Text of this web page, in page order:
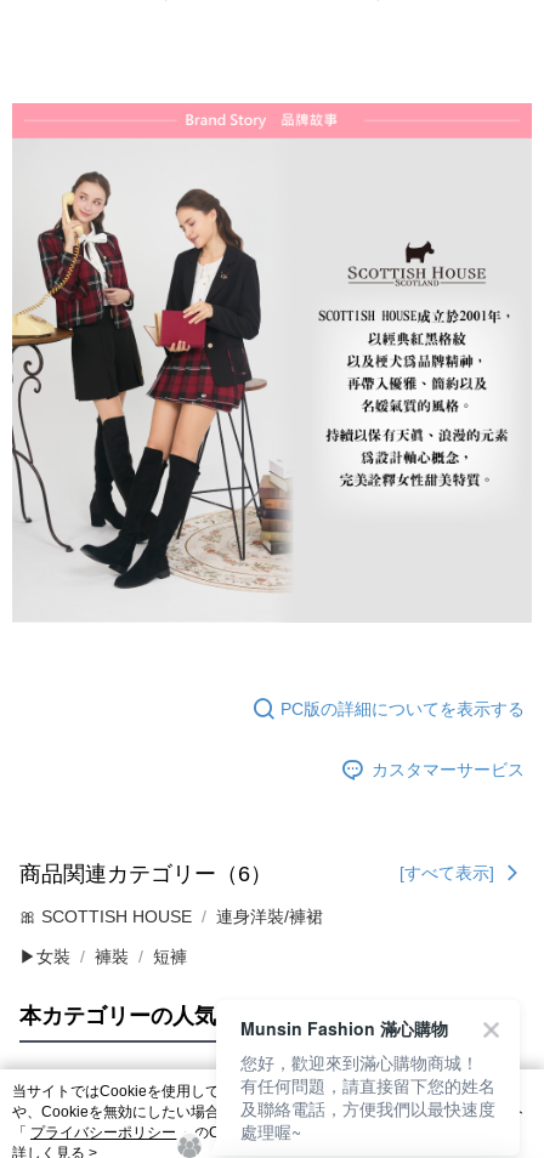
PC版の詳細についてを表示する
カスタマーサービス
商品関連カテゴリー（6） [すべて表示]
🎀 SCOTTISH HOUSE 連身洋裝/褲裙
▶女裝 褲裝 短褲
本カテゴリーの人気商品 サイト全体のランキング
人気タグ
当サイトではCookieを使用しています。当サイトのCookie使用に関する詳細
や、Cookieを無効にしたい場合のブラウザでの設定方法については、当サイト
「 プライバシーポリシー 」のCookieポリシーをご参照ください。お客さま
が、当サイトを引き続き使用される場合、当社がサイト利用規約のCookieポリ
詳しく見る >
Munsin Fashion 滿心購物
您好，歡迎來到滿心購物商城！
有任何問題，請直接留下您的姓名
及聯絡電話，方便我們以最快速度
處理喔~